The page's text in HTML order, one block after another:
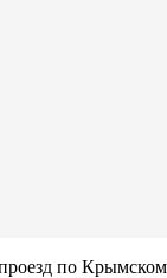
по